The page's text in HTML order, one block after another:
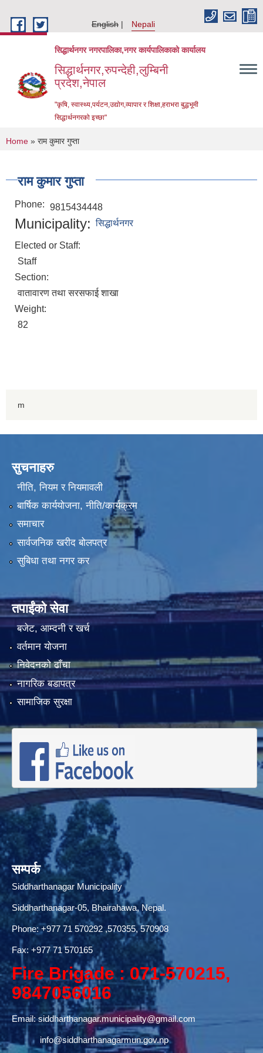
English
Nepali
सिद्धार्थनगर नगरपालिका,नगर कार्यपालिकाको कार्यालय
सिद्धार्थनगर,रुपन्देही,लुम्बिनी
प्रदेश,नेपाल
"कृषि, स्वास्थ्य,पर्यटन,उद्योग,व्यापार र शिक्षा,हराभरा बुद्धभूमी
सिद्धार्थनगरको इच्छा"
You are here
Home » राम कुमार गुप्ता
राम कुमार गुप्ता
Phone: 9815434448
Municipality: सिद्धार्थनगर
Elected or Staff:
Staff
Section:
वातावारण तथा सरसफाई शाखा
Weight:
82
m
सुचनाहरु
नीति, नियम र नियमावली
बार्षिक कार्ययोजना, नीति/कार्यक्रम
समाचार
सार्वजनिक खरीद बोलपत्र
सुबिधा तथा नगर कर
तपाईंको सेवा
बजेट, आम्दनी र खर्च
वर्तमान योजना
निवेदनको ढाँचा
नागरिक बडापत्र
सामाजिक सुरक्षा
सम्पर्क
Siddharthanagar Municipality
Siddharthanagar-05, Bhairahawa, Nepal.
Phone:+977 71 570292,570355, 570908
Fax: +977 71 570165
Fire Brigade : 071-570215,
9847056016
Email:siddharthanagar.municipality@gmail.com
info@siddharthanagarmun.gov.np